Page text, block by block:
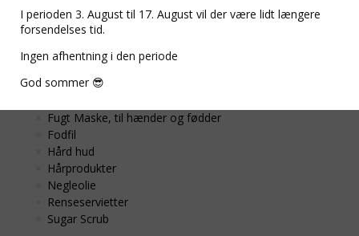
BCL SPA Produkter
4 Step Kits
kroppen
Fugt Maske, til hænder og fødder
Fodfil
Hård hud
Hårprodukter
Negleolie
Renseservietter
Sugar Scrub
I perioden 3. August til 17. August vil der være lidt længere
forsendelses tid.
Ingen afhentning i den periode
God sommer 😎